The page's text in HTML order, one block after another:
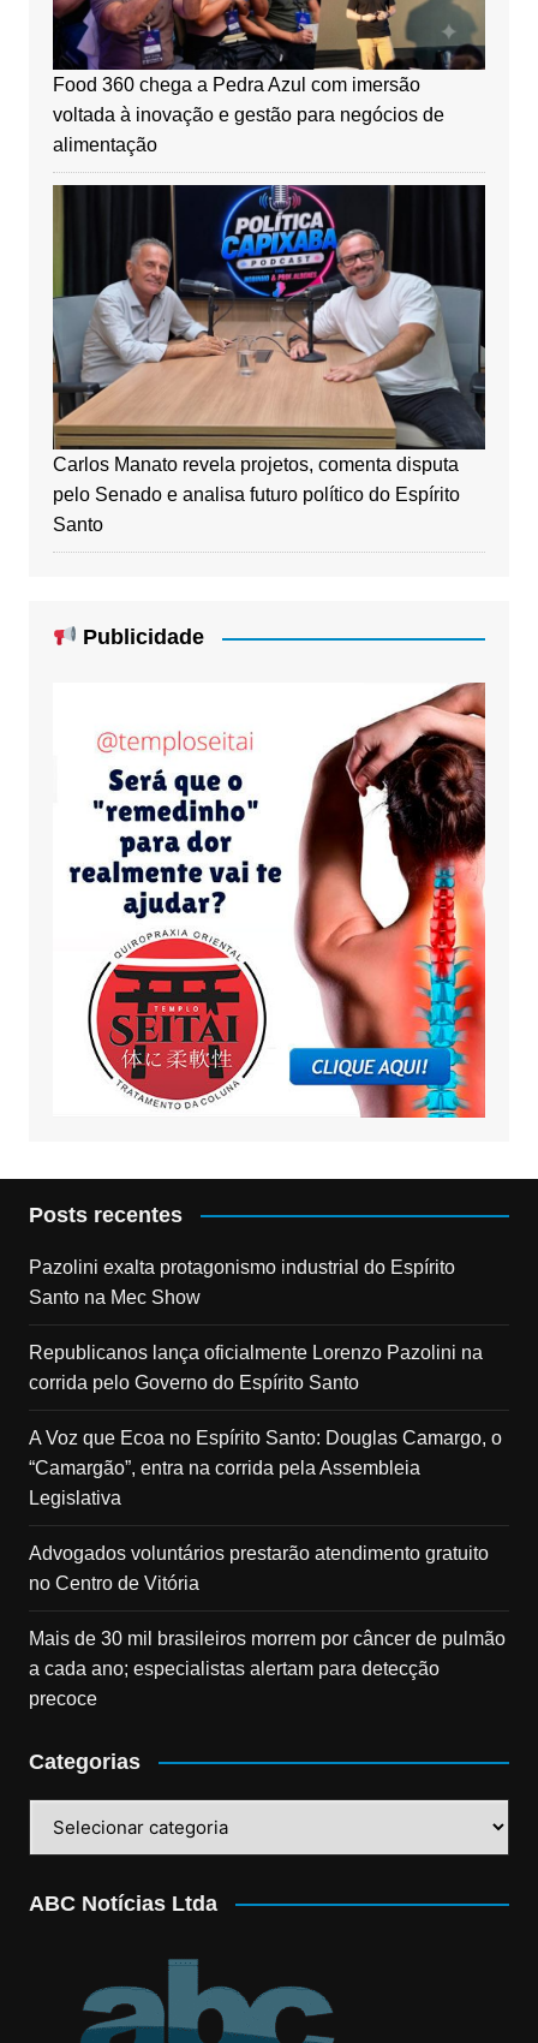
Food 360 chega a Pedra Azul com imersão
voltada à inovação e gestão para negócios de
alimentação
Carlos Manato revela projetos, comenta disputa
pelo Senado e analisa futuro político do Espírito
Santo
Publicidade
Posts recentes
Pazolini exalta protagonismo industrial do Espírito
Santo na Mec Show
Republicanos lança oficialmente Lorenzo Pazolini na
corrida pelo Governo do Espírito Santo
A Voz que Ecoa no Espírito Santo: Douglas Camargo, o
“Camargão”, entra na corrida pela Assembleia
Legislativa
Advogados voluntários prestarão atendimento gratuito
no Centro de Vitória
Mais de 30 mil brasileiros morrem por câncer de pulmão
a cada ano; especialistas alertam para detecção
precoce
Categorias
ABC Notícias Ltda